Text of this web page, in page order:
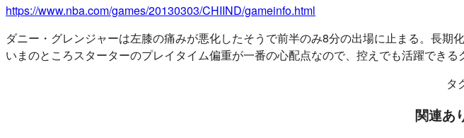
https://www.nba.com/games/20130303/CHIIND/gameinfo.html
ダニー・グレンジャーは左膝の痛みが悪化したそうで前半のみ8分の出場に止まる。長期
いまのところスターターのプレイタイム偏重が一番の心配点なので、控えでも活躍でき
タ
関連あ